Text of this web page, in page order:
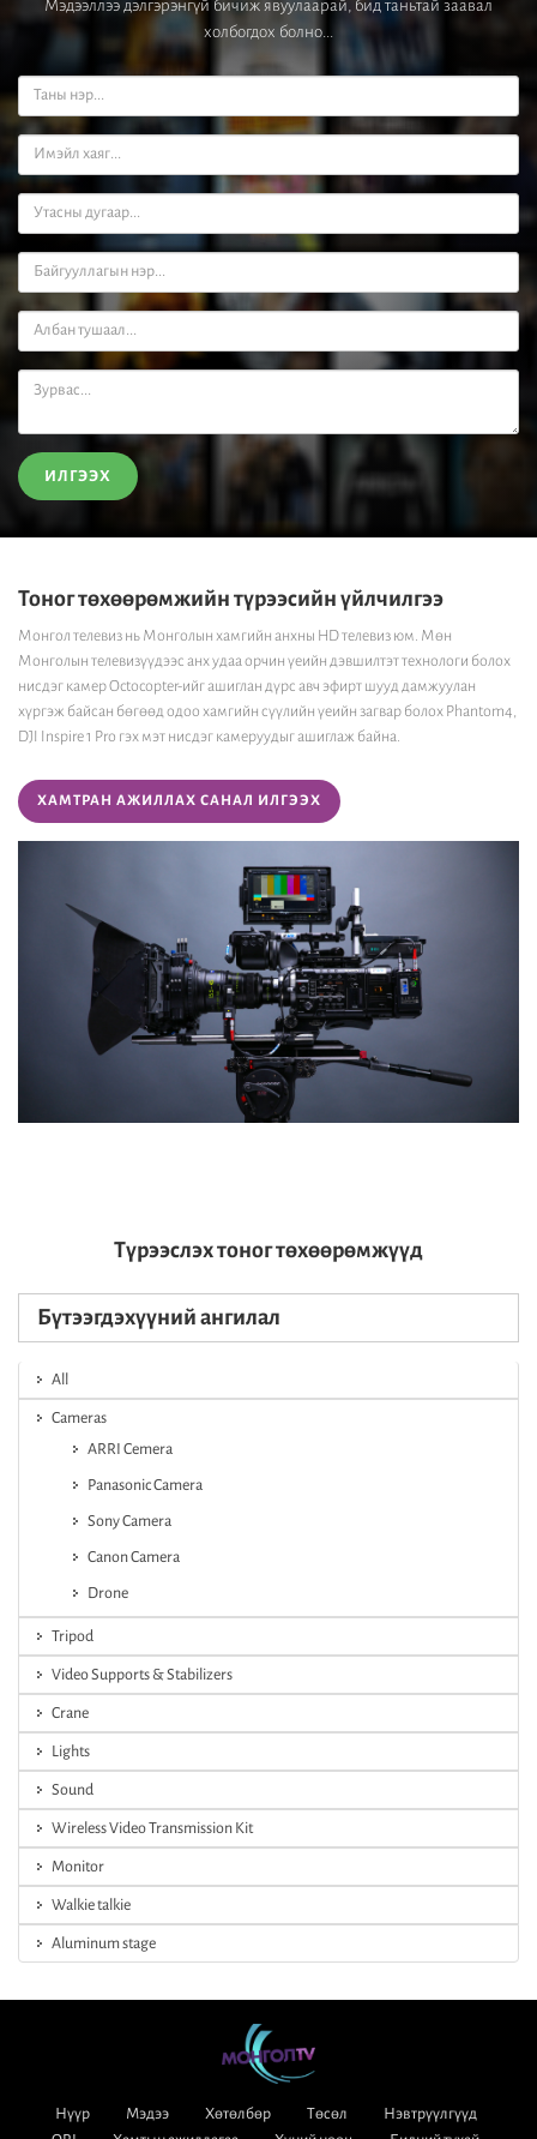
Мэдээллээ дэлгэрэнгүй бичиж явуулаарай, бид таньтай заавал
холбогдох болно...
ИЛГЭЭХ
Тоног төхөөрөмжийн түрээсийн үйлчилгээ
Монгол телевиз нь Монголын хамгийн анхны HD телевиз юм. Мөн
Монголын телевизүүдээс анх удаа орчин үеийн дэвшилтэт технологи болох
нисдэг камер Octocopter-ийг ашиглан дүрс авч эфирт шууд дамжуулан
хүргэж байсан бөгөөд одоо хамгийн сүүлийн үеийн загвар болох Phantom4,
DJI Inspire 1 Pro гэх мэт нисдэг камеруудыг ашиглаж байна.
ХАМТРАН АЖИЛЛАХ САНАЛ ИЛГЭЭХ
Түрээслэх тоног төхөөрөмжүүд
Бүтээгдэхүүний ангилал
All
Cameras
ARRI Cemera
Panasonic Camera
Sony Camera
Canon Camera
Drone
Tripod
Video Supports & Stabilizers
Crane
Lights
Sound
Wireless Video Transmission Kit
Monitor
Walkie talkie
Aluminum stage
Нүүр Мэдээ Хөтөлбөр Төсөл
Нэвтрүүлгүүд